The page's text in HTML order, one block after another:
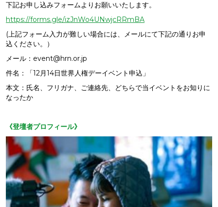
下記お申し込みフォームよりお願いいたします。
https://forms.gle/izJnWo4UNwjcRRmBA
(上記フォーム入力が難しい場合には、メールにて下記の通りお申
込ください。）
メール：event@hrn.or.jp
件名：「12月14日世界人権デーイベント申込」
本文：氏名、フリガナ、ご連絡先、どちらで当イベントをお知りに
なったか
《登壇者プロフィール》